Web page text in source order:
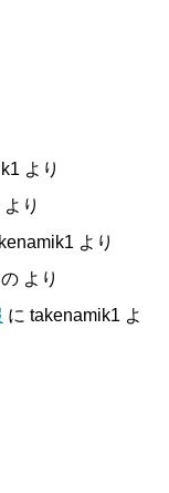
より
より
より
より
に takenamik1 よ